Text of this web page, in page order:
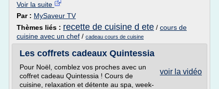
Voir la suite
Par : MySaveur TV
Thèmes liés : recette de cuisine d ete / cours de
cuisine avec un chef / cadeau cours de cuisine
Les coffrets cadeaux Quintessia
voir la vidéo
Pour Noël, comblez vos proches avec un
coffret cadeau Quintessia ! Cours de
cuisine, relaxation et détente au spa, week-